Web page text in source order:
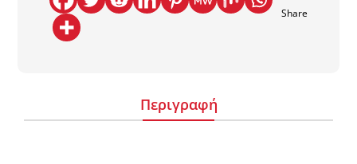
Share
Περιγραφή